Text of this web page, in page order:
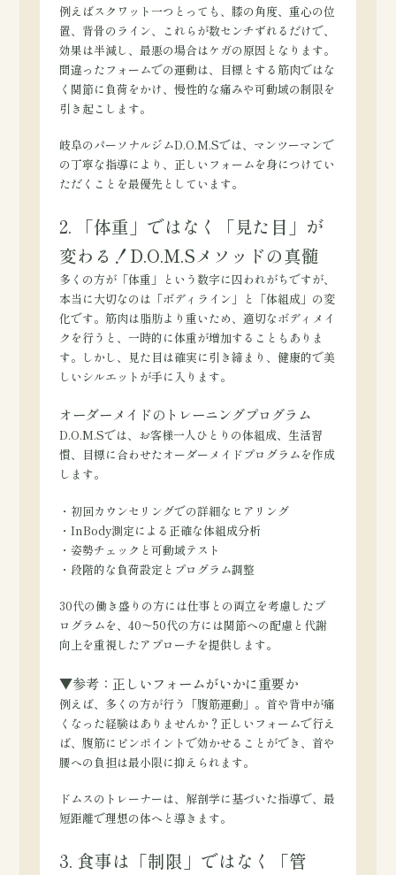
例えばスクワット一つとっても、膝の角度、重心の位
置、背骨のライン、これらが数センチずれるだけで、
効果は半減し、最悪の場合はケガの原因となります。
間違ったフォームでの運動は、目標とする筋肉ではな
く関節に負荷をかけ、慢性的な痛みや可動域の制限を
引き起こします。
岐阜のパーソナルジムD.O.M.Sでは、マンツーマンで
の丁寧な指導により、正しいフォームを身につけてい
ただくことを最優先としています。
2. 「体重」ではなく「見た目」が
変わる！D.O.M.Sメソッドの真髄
多くの方が「体重」という数字に囚われがちですが、
本当に大切なのは「ボディライン」と「体組成」の変
化です。筋肉は脂肪より重いため、適切なボディメイ
クを行うと、一時的に体重が増加することもありま
す。しかし、見た目は確実に引き締まり、健康的で美
しいシルエットが手に入ります。
オーダーメイドのトレーニングプログラム
D.O.M.Sでは、お客様一人ひとりの体組成、生活習
慣、目標に合わせたオーダーメイドプログラムを作成
します。
・初回カウンセリングでの詳細なヒアリング
・InBody測定による正確な体組成分析
・姿勢チェックと可動域テスト
・段階的な負荷設定とプログラム調整
30代の働き盛りの方には仕事との両立を考慮したプ
ログラムを、40〜50代の方には関節への配慮と代謝
向上を重視したアプローチを提供します。
▼参考：正しいフォームがいかに重要か
例えば、多くの方が行う「腹筋運動」。首や背中が痛
くなった経験はありませんか？正しいフォームで行え
ば、腹筋にピンポイントで効かせることができ、首や
腰への負担は最小限に抑えられます。
ドムスのトレーナーは、解剖学に基づいた指導で、最
短距離で理想の体へと導きます。
3. 食事は「制限」ではなく「管